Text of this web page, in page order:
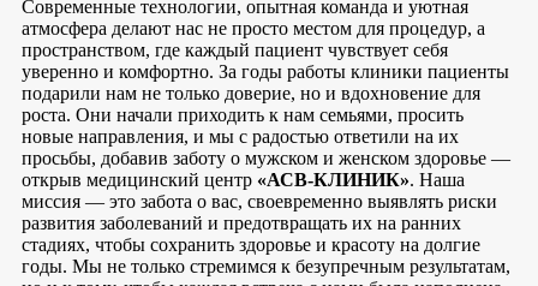
Современные технологии, опытная команда и уютная
атмосфера делают нас не просто местом для процедур, а
пространством, где каждый пациент чувствует себя
уверенно и комфортно. За годы работы клиники пациенты
подарили нам не только доверие, но и вдохновение для
роста. Они начали приходить к нам семьями, просить
новые направления, и мы с радостью ответили на их
просьбы, добавив заботу о мужском и женском здоровье —
открыв медицинский центр «АСВ-КЛИНИК». Наша
миссия — это забота о вас, своевременно выявлять риски
развития заболеваний и предотвращать их на ранних
стадиях, чтобы сохранить здоровье и красоту на долгие
годы. Мы не только стремимся к безупречным результатам,